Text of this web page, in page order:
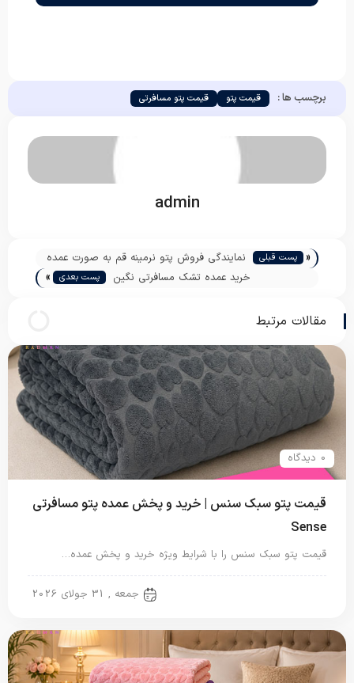
برچسب ها : قیمت پتو قیمت پتو مسافرتی
admin
« پست قبلی
نمایندگی فروش پتو نرمینه قم به صورت عمده
خرید عمده تشک مسافرتی نگین
پست بعدی »
مقالات مرتبط
0 دیدگاه
قیمت پتو سبک سنس | خرید و پخش عمده پتو مسافرتی
Sense
قیمت پتو سبک سنس را با شرایط ویژه خرید و پخش عمده…
جمعه , 31 جولای 2026